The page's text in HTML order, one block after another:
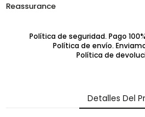
Reassurance
Política de seguridad. Pago
Política de envío.
Política de
Detalles Del